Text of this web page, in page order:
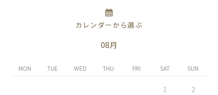
カレンダーから選ぶ
08月
MON TUE WED THU FRI SAT SUN
1 2